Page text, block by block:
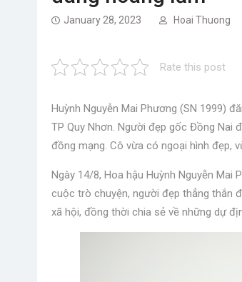
January 28, 2023 Hoai Thuong
Rate this post
Huỳnh Nguyễn Mai Phương (SN 1999)
TP Quy Nhơn. Người đẹp gốc Đồng Nai
đồng mạng. Cô vừa có ngoại hình đẹp,
Ngày 14/8, Hoa hậu Huỳnh Nguyễn Mai
cuộc trò chuyện, người đẹp thẳng thắn
xã hội, đồng thời chia sẻ về những dự